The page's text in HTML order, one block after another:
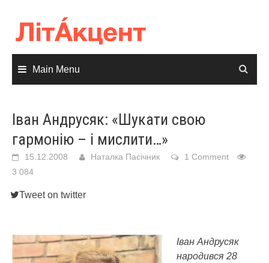
content
Main Menu
Іван Андрусяк: «Шукати свою
гармонію – і мислити…»
15.12.2008 Наталка Пасічник
1 Comment
3 084
Tweet on twitter
Іван Андрусяк
народився 28